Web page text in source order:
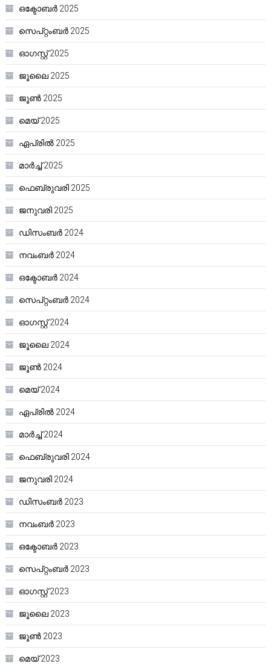
ഒക്ടോബർ 2025
സെപ്റ്റംബർ 2025
ഓഗസ്റ്റ്‌ 2025
ജൂലൈ 2025
ജൂൺ 2025
മെയ്‌ 2025
ഏപ്രിൽ 2025
മാർച്ച്‌ 2025
ഫെബ്രുവരി 2025
ജനുവരി 2025
ഡിസംബർ 2024
നവംബർ 2024
ഒക്ടോബർ 2024
സെപ്റ്റംബർ 2024
ഓഗസ്റ്റ്‌ 2024
ജൂലൈ 2024
ജൂൺ 2024
മെയ്‌ 2024
ഏപ്രിൽ 2024
മാർച്ച്‌ 2024
ഫെബ്രുവരി 2024
ജനുവരി 2024
ഡിസംബർ 2023
നവംബർ 2023
ഒക്ടോബർ 2023
സെപ്റ്റംബർ 2023
ഓഗസ്റ്റ്‌ 2023
ജൂലൈ 2023
ജൂൺ 2023
മെയ്‌ 2023